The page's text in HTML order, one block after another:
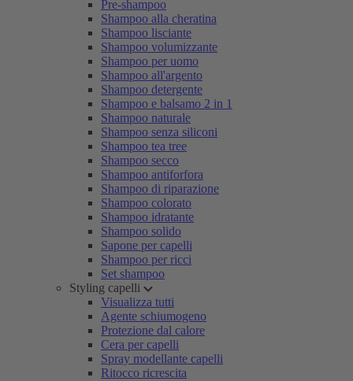
Pre-shampoo
Shampoo alla cheratina
Shampoo lisciante
Shampoo volumizzante
Shampoo per uomo
Shampoo all'argento
Shampoo detergente
Shampoo e balsamo 2 in 1
Shampoo naturale
Shampoo senza siliconi
Shampoo tea tree
Shampoo secco
Shampoo antiforfora
Shampoo di riparazione
Shampoo colorato
Shampoo idratante
Shampoo solido
Sapone per capelli
Shampoo per ricci
Set shampoo
Styling capelli
Visualizza tutti
Agente schiumogeno
Protezione dal calore
Cera per capelli
Spray modellante capelli
Ritocco ricrescita